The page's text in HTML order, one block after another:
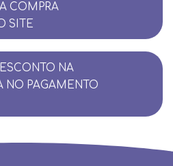
COMPRA
SITE
NA
NO PAGAMENTO